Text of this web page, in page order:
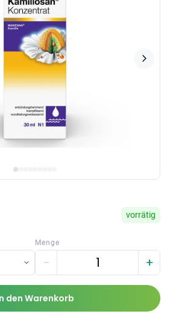
vorrätig
Menge
− +
den Warenkorb